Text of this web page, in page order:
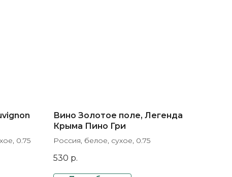
0.75
Вино Золотое поле, Легенда
Крыма Пино Гри
Россия, белое, сухое, 0.75
530 р.